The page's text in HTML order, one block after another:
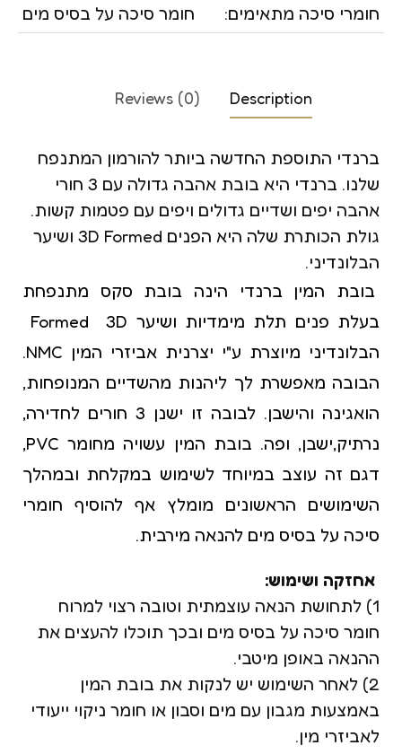
חומרי סיכה מתאימים:
חומר סיכה על בסיס מים
Description
Reviews (0)
ברנדי התוספת החדשה ביותר להורמון המתנפח
שלנו. ברנדי היא בובת אהבה גדולה עם 3 חורי
אהבה יפים ושדיים גדולים ויפים עם פטמות קשות.
גולת הכותרת שלה היא הפנים 3D Formed ושיער
הבלונדיני.
בובת המין ברנדי הינה בובת סקס מתנפחת
בעלת פנים תלת מימדיות
Formed 3D ושיער
הבלונדיני
מיוצרת ע"י יצרנית אביזרי המין NMC.
הבובה מאפשרת לך ליהנות מהשדיים המנופחות,
הואגינה והישבן. לבובה זו ישנן 3 חורים לחדירה,
נרתיק,ישבן, ופה. בובת המין עשויה מחומר PVC
,
דגם זה עוצב במיוחד לשימוש במקלחת ובמהלך
השימושים הראשונים מומלץ אף להוסיף חומרי
סיכה על בסיס מים להנאה מירבית.
אחזקה ושימוש:
1) לתחושת הנאה עוצמתית וטובה רצוי למרוח
חומר סיכה על בסיס מים ובכך תוכלו להעצים את
ההנאה באופן מיטבי.
2) לאחר השימוש יש לנקות את בובת המין
באמצעות מגבון עם מים וסבון או חומר ניקוי ייעודי
לאביזרי מין.